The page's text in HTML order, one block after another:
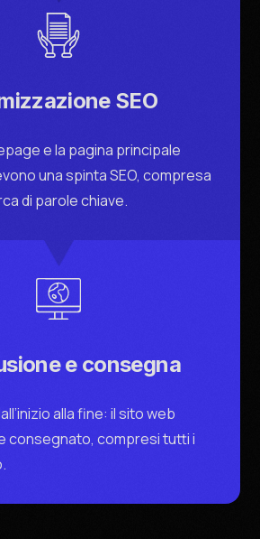
SEO
e la pagina principale
una spinta SEO, compresa
di parole chiave.
e consegna
alla fine: il sito web
consegnato, compresi tutti i